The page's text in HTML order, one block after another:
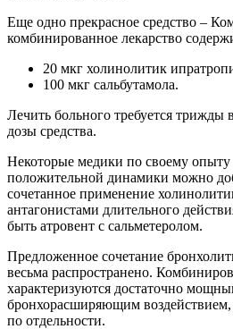
Еще одно прекрасное средство –
комбинированное лекарство
20 мкг холинолитик
100 мкг сальбутамола.
Лечить больного требуется трижды
дозы средства.
Некоторые медики по своему опыту
положительной динамики можно
сочетанное применение
антагонистами длительного
быть атровент с сальметеролом.
Предложенное сочетание
весьма распространено.
характеризуются достаточно
бронхорасширяющим
по отдельности.